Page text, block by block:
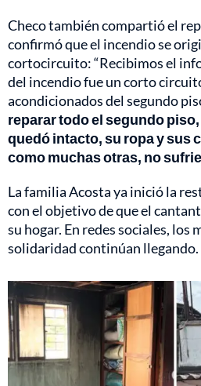
Checo también compartió el
confirmó que el incendio se
cortocircuito: “Recibimos el
del incendio fue un corto
acondicionados del segundo
reparar todo el segundo
quedó intacto, su ropa y sus
como muchas otras, no
La familia Acosta ya inició la
con el objetivo de que el
su hogar. En redes sociales, los
solidaridad continúan llegando.